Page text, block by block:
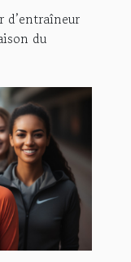
d’entraîneur
du